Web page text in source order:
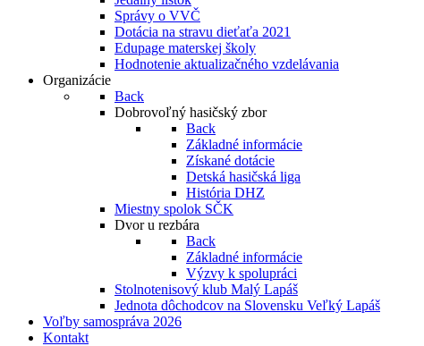
Správy o VVČ
Dotácia na stravu dieťaťa 2021
Edupage materskej školy
Hodnotenie aktualizačného vzdelávania
Organizácie
Back
Dobrovoľný hasičský zbor
Back
Základné informácie
Získané dotácie
Detská hasičská liga
História DHZ
Miestny spolok SČK
Dvor u rezbára
Back
Základné informácie
Výzvy k spolupráci
Stolnotenisový klub Malý Lapáš
Jednota dôchodcov na Slovensku Veľký Lapáš
Voľby samospráva 2026
Kontakt